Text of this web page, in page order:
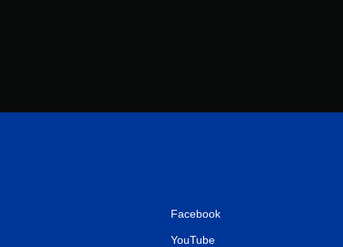
Facebook
YouTube